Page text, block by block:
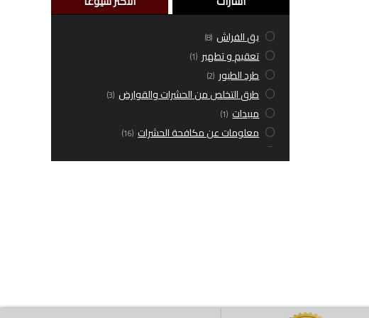
بق الفراش (8)
تعقيم و تطهير (1)
طرد الطيور (2)
طرق التخلص من الحشرات والقوارض (3)
مبيدات (1)
معلومات عن مكافحة الحشرات (16)